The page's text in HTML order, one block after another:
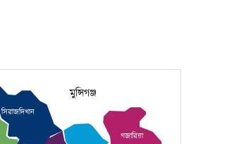
সিরাজদিখান
গজারিয়া
মুন্সিগঞ্জ